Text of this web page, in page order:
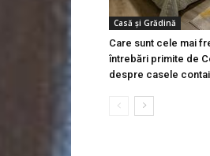
Casă şi Grădină
Care sunt cele mai
întrebări primite de
despre casele